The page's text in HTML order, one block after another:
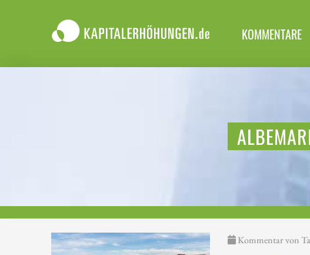
KOMMENTARE
Kommentar von